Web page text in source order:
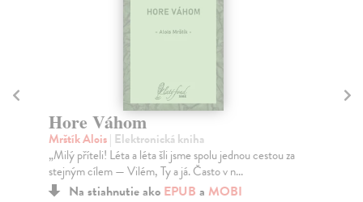
Hore Váhom
Mrštík Alois| Elektronická kniha
„Milý příteli! Léta a léta šli jsme spolu jednou cestou za
stejným cílem — Vilém, Ty a já. Často v n...
Na stiahnutie ako EPUB a MOBI